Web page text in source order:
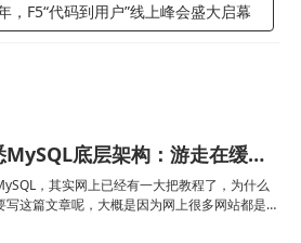
，F5“代码到用户”线上峰会盛大启幕
洞悉MySQL底层架构：游走在缓冲与磁盘之间
，其实网上已经有一大把教程了，为什么
写这篇文章呢，大概是因为网上很多网站都是比